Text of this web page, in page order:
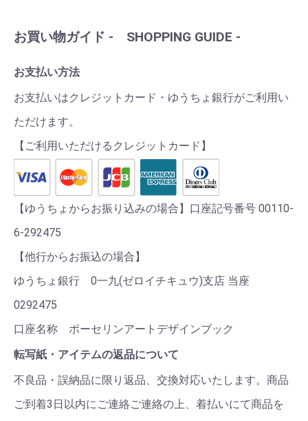
お買い物ガイド - SHOPPING GUIDE -
お支払い方法
お支払いはクレジットカード・ゆうちょ銀行がご利用い
ただけます。
【ご利用いただけるクレジットカード】
【ゆうちょからお振り込みの場合】口座記号番号 00110-
6-292475
【他行からお振込の場合】
ゆうちょ銀行 0一九(ゼロイチキュウ)支店 当座
0292475
口座名称 ポーセリンアートデザインブック
転写紙・アイテムの返品について
不良品・誤納品に限り返品、交換対応いたします。商品
ご到着3日以内にご連絡ご連絡の上、着払いにて商品を